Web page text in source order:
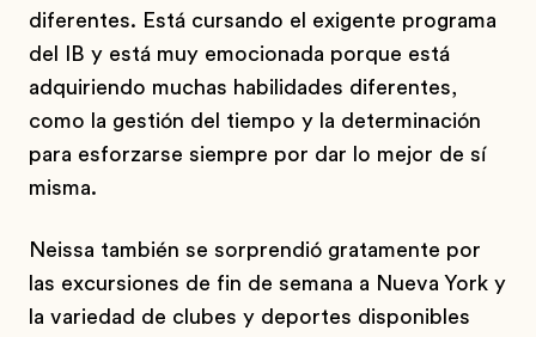
diferentes. Está cursando el exigente programa
del IB y está muy emocionada porque está
adquiriendo muchas habilidades diferentes,
como la gestión del tiempo y la determinación
para esforzarse siempre por dar lo mejor de sí
misma.
Neissa también se sorprendió gratamente por
las excursiones de fin de semana a Nueva York y
la variedad de clubes y deportes disponibles